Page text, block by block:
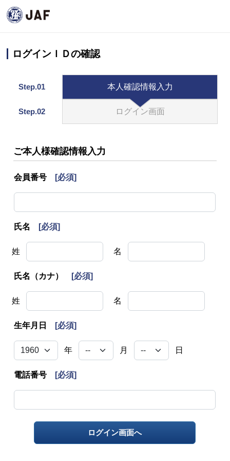
ログインＩＤの確認
Step.01 本人確認情報入力
Step.02 ログイン画面
ご本人様確認情報入力
会員番号 [必須]
氏名 [必須]
姓 名
氏名（カナ） [必須]
姓 名
生年月日 [必須]
年 月 日
電話番号 [必須]